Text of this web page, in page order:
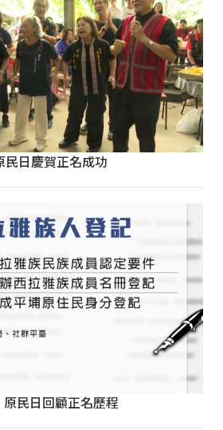
日慶賀正名成功
民日回顧正名歷程